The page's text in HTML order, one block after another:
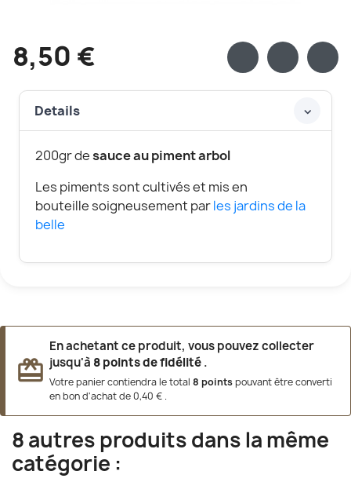
8,50 €
Details
200gr desauce au piment arbol
Les piments sont cultivés et mis en
bouteille soigneusement parles jardins de la
belle
redeem
En achetant ce produit, vous pouvez collecter
jusqu'à 8 points de fidélité .
Votre panier contiendra le total8 pointspouvant être converti
en bon d'achat de0,40 € .
8 autres produits dans la même
catégorie :